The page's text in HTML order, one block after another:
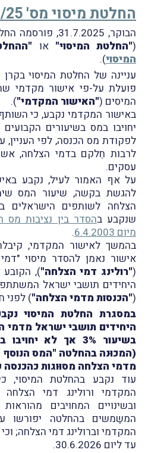
החלטת מיסוי מס' 1900/25
("החלטת המיסוי"או
המיסוי).
עניינה של החלטת המיסוי בקרן
פועלת על-פי אישור מקדמי
המיסים ("האישור המקדמי").
באישור המקדמי נקבע, כי השותף
לפקודת מס הכנסה, לפי העניין,
לרבות חֵלקם בדמי הצלחה,
עסקים.
על אף האמור לעיל, נקבע
להגשת בקשה, שיעור המס
הצלחה לשותפים הישראלים
שנקבע בהסדר בין נציבות מס
מיום 6.4.2003
.
בהמשך לאישור המקדמי,
אישור נאמן להסדר מיסוי
("רולינג דמי הצלחה"),
היחידים תושבי ישראל
("הכנסות מדמי הצלחה") לפני
במסגרת החלטת המיסוי
היחידים תושבי ישראל מדמי
(המכוּנה בהחלטה "המס
מדמי הצלחה מסוּוגות כהכנסה
עוד נקבע בהחלטת המיסוי,
המקדמי ורולינג דמי
ובשינויים המחויבים
המשַמשים בהחלטה יפורשו
המקדמי וברולינג דמי הצלחה;
עד ליום 30.6.2026.